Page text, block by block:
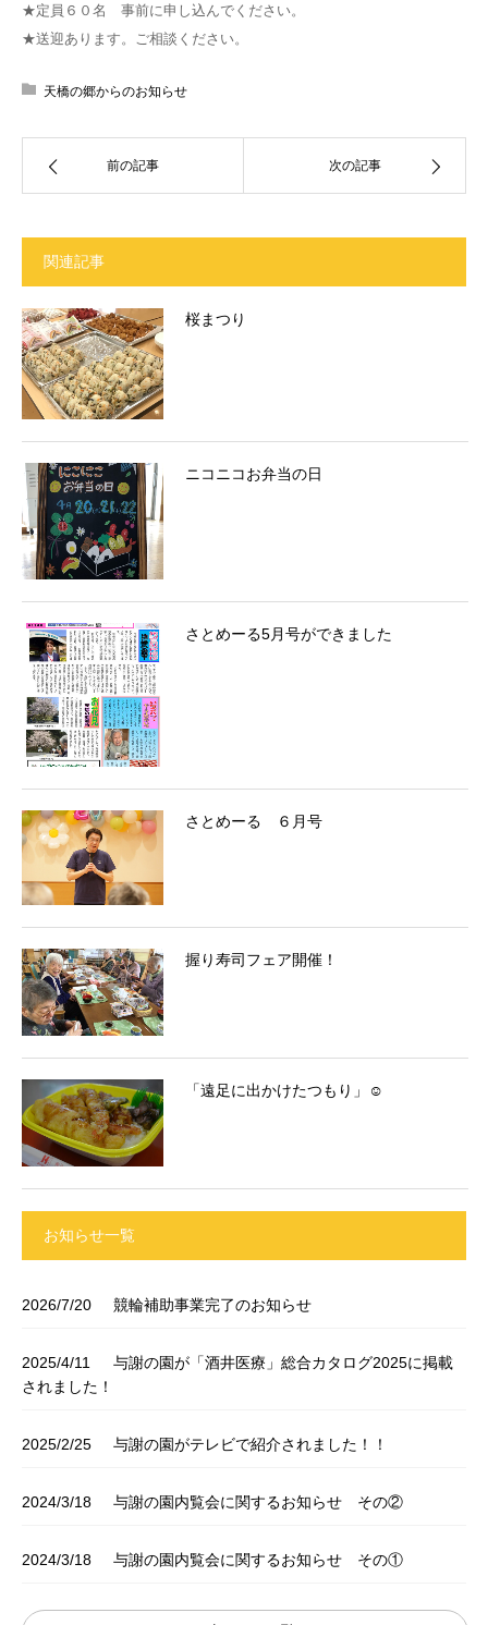
★定員６０名 事前に申し込んでください。
★送迎あります。ご相談ください。
天橋の郷からのお知らせ
前の記事 次の記事
関連記事
桜まつり
ニコニコお弁当の日
さとめーる5月号ができました
さとめーる ６月号
握り寿司フェア開催！
「遠足に出かけたつもり」☺
お知らせ一覧
2026/7/20 競輪補助事業完了のお知らせ
2025/4/11
与謝の園が「酒井医療」総合カタログ2025に掲載
されました！
2025/2/25 与謝の園がテレビで紹介されました！！
2024/3/18 与謝の園内覧会に関するお知らせ その②
2024/3/18 与謝の園内覧会に関するお知らせ その①